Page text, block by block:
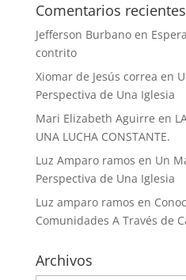
Comentarios recientes
Jefferson Burbanoen
contrito
Xiomar de Jesús correa en
Perspectiva de Una Iglesia
Mari Elizabeth Aguirre en
UNA LUCHA CONSTANTE.
Luz Amparo ramos en Un
Perspectiva de Una Iglesia
Luz amparo ramos en
Comunidades A Través de
Archivos